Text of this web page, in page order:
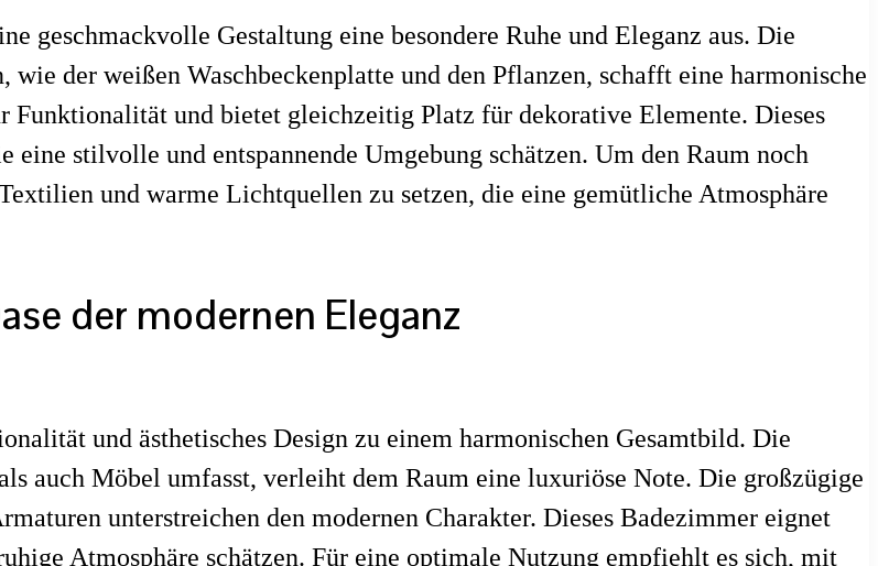
geschmackvolle Gestaltung eine besondere Ruhe und Eleganz aus. Die
der weißen Waschbeckenplatte und den Pflanzen, schafft eine harmonische
Funktionalität und bietet gleichzeitig Platz für dekorative Elemente. Dieses
stilvolle und entspannende Umgebung schätzen. Um den Raum noch
und warme Lichtquellen zu setzen, die eine gemütliche Atmosphäre
der modernen Eleganz
und ästhetisches Design zu einem harmonischen Gesamtbild. Die
auch Möbel umfasst, verleiht dem Raum eine luxuriöse Note. Die großzügige
unterstreichen den modernen Charakter. Dieses Badezimmer eignet
Atmosphäre schätzen. Für eine optimale Nutzung empfiehlt es sich, mit